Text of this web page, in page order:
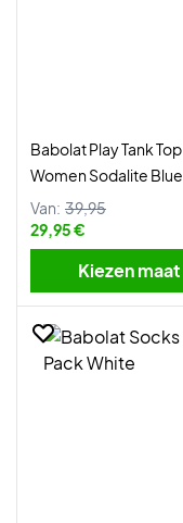
Babolat Play Tank Top
Women Sodalite Blue
Van: 39,95
29,95 €
Kiezen maat